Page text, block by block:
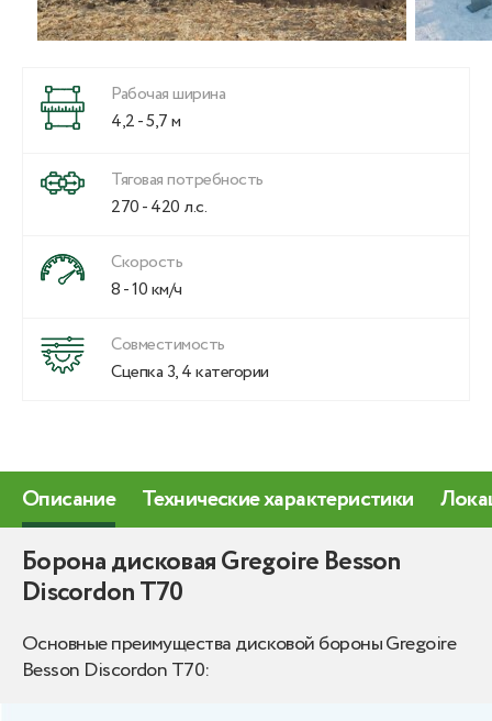
Рабочая ширина
4,2 - 5,7 м
Тяговая потребность
270 - 420 л.с.
Скорость
8 - 10 км/ч
Совместимость
Сцепка 3, 4 категории
Описание Технические характеристики
Борона дисковая Gregoire Besson
Discordon T70
Основные преимущества дисковой бороны Gregoire
Besson Discordon T70: